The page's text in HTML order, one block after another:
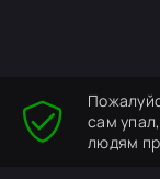
сам
людям